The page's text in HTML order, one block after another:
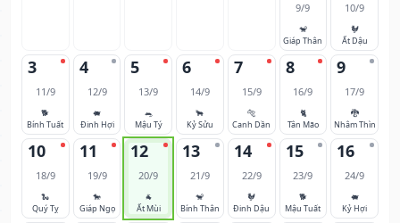
9/9
🐒
Giáp Thân
10/9
🐓
Ất Dậu
3
11/9
🐕
Bính Tuất
4
12/9
🐖
Đinh Hợi
5
13/9
🐀
Mậu Tý
6
14/9
🐂
Kỷ Sửu
7
15/9
🐅
Canh Dần
8
16/9
🐈
Tân Mão
9
17/9
🐉
Nhâm Thìn
10
18/9
🐍
Quý Tỵ
11
19/9
🐎
Giáp Ngọ
12
20/9
🐐
Ất Mùi
13
21/9
🐒
Bính Thân
14
22/9
🐓
Đinh Dậu
15
23/9
🐕
Mậu Tuất
16
24/9
🐖
Kỷ Hợi